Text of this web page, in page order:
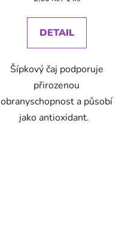
DETAIL
Šípkový čaj podporuje
přirozenou
obranyschopnost a působí
jako antioxidant.